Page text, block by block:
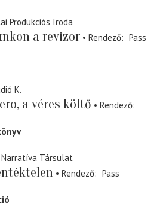
Produkciós Iroda
a revizor Rendező
Pass
K.
a véres költő
Rendező
Narratíva Társulat
Rendező
Pass